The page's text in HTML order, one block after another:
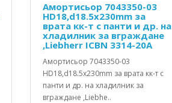
Амортисьор 7043350-03
HD18,d18.5x230mm за
врата кк-т с панти и др. на
хладилник за вграждане
,Liebherr ICBN 3314-20A
Амортисьор 7043350-03
HD18,d18.5x230mm за врата кк-т с
панти и др. на хладилник за
вграждане ,Liebhe..